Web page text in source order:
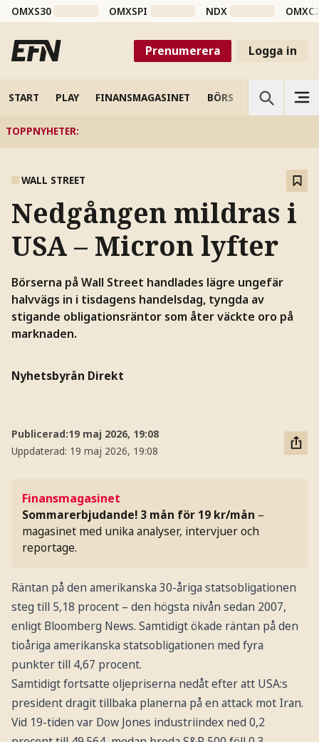
OMXS30 OMXSPI NDX
Prenumerera Logga in
START PLAY FINANSMAGASINET BÖRS VETENSKAP
TOPPNYHETER:
WALL STREET
Nedgången mildras i
USA – Micron lyfter
Börserna på Wall Street handlades lägre ungefär
halvvägs in i tisdagens handelsdag, tyngda av
stigande obligationsräntor som åter väckte oro på
marknaden.
Nyhetsbyrån Direkt
Publicerad:19 maj 2026, 19:08
Uppdaterad: 19 maj 2026, 19:08
Finansmagasinet
Sommarerbjudande! 3 mån för 19 kr/mån –
magasinet med unika analyser, intervjuer och
reportage.
Räntan på den amerikanska 30-åriga statsobligationen
steg till 5,18 procent – den högsta nivån sedan 2007,
enligt Bloomberg News. Samtidigt ökade räntan på den
tioåriga amerikanska statsobligationen med fyra
punkter till 4,67 procent.
Samtidigt fortsatte oljepriserna nedåt efter att USA:s
president dragit tillbaka planerna på en attack mot Iran.
Vid 19-tiden var Dow Jones industriindex ned 0,2